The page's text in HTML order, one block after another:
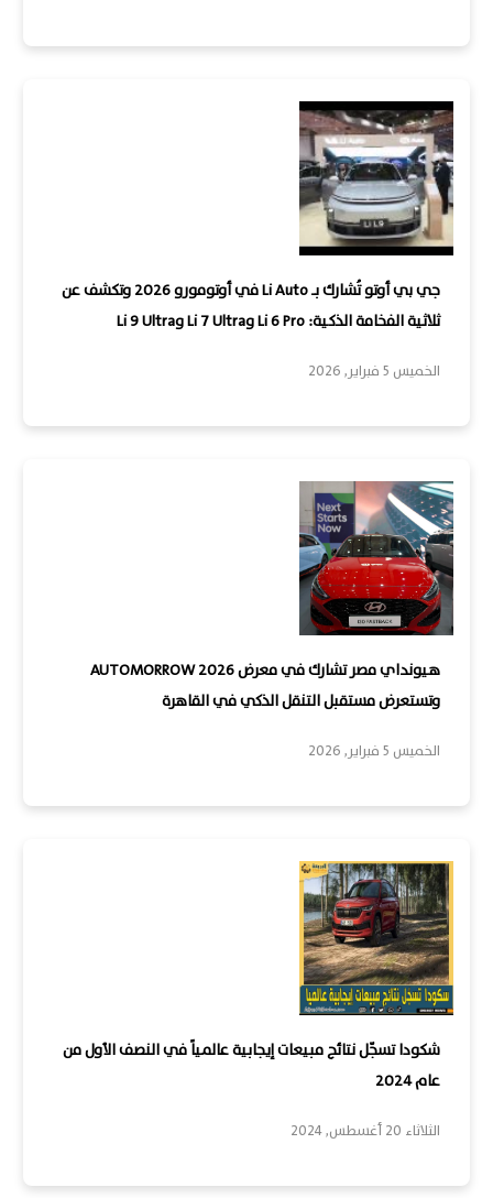
جي بي أوتو تُشارك بـ Li Auto في أوتومورو 2026 وتكشف عن
ثلاثية الفخامة الذكية: Li 6 Pro وLi 7 Ultra وLi 9 Ultra
الخميس 5 فبراير, 2026
هيونداي مصر تشارك في معرض AUTOMORROW 2026
وتستعرض مستقبل التنقل الذكي في القاهرة
الخميس 5 فبراير, 2026
شكودا تسجّل نتائج مبيعات إيجابية عالمياً في النصف الأول من
عام 2024
الثلاثاء 20 أغسطس, 2024